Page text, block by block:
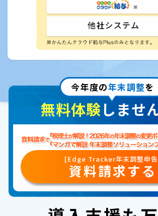
今年度の年末調整を
無料体験しませ
[Edge Tracker年末調整申
資料請求する